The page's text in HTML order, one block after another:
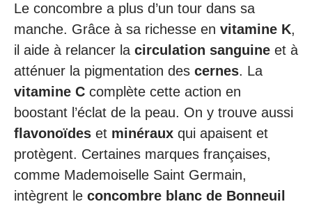
Le concombre a plus d’un tour dans sa
manche. Grâce à sa richesse en vitamine K,
il aide à relancer la circulation sanguine et à
atténuer la pigmentation des cernes. La
vitamine C complète cette action en
boostant l’éclat de la peau. On y trouve aussi
flavonoïdes et minéraux qui apaisent et
protègent. Certaines marques françaises,
comme Mademoiselle Saint Germain,
intègrent le concombre blanc de Bonneuil